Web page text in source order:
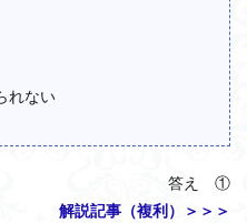
れない
答え ①
解説記事（複利）＞＞＞